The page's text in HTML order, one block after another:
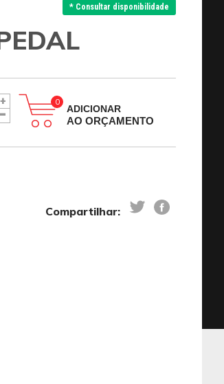
* Consultar disponibilidade
+
ADICIONAR
AO ORÇAMENTO
Compartilhar: